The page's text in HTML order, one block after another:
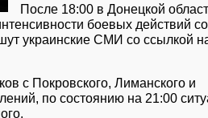
После 18:00 в Донецкой
боевых действий со
украинские СМИ со ссылкой
с Покровского, Лиманского и
по состоянию на 21:00